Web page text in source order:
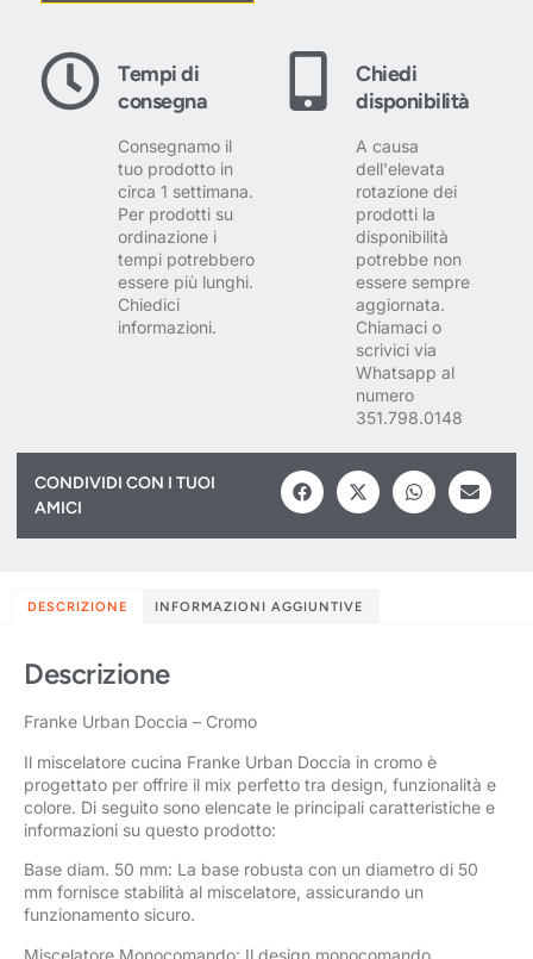
Tempi di
consegna
Consegnamo il
tuo prodotto in
circa 1 settimana.
Per prodotti su
ordinazione i
tempi potrebbero
essere più lunghi.
Chiedici
informazioni.
Chiedi
disponibilità
A causa
dell'elevata
rotazione dei
prodotti la
disponibilità
potrebbe non
essere sempre
aggiornata.
Chiamaci o
scrivici via
Whatsapp al
numero
351.798.0148
CONDIVIDI CON I TUOI
AMICI
DESCRIZIONE INFORMAZIONI AGGIUNTIVE
Descrizione
Franke Urban Doccia – Cromo
Il miscelatore cucina Franke Urban Doccia in cromo è
progettato per offrire il mix perfetto tra design, funzionalità e
colore. Di seguito sono elencate le principali caratteristiche e
informazioni su questo prodotto:
Base diam. 50 mm: La base robusta con un diametro di 50
mm fornisce stabilità al miscelatore, assicurando un
funzionamento sicuro.
Miscelatore Monocomando: Il design monocomando